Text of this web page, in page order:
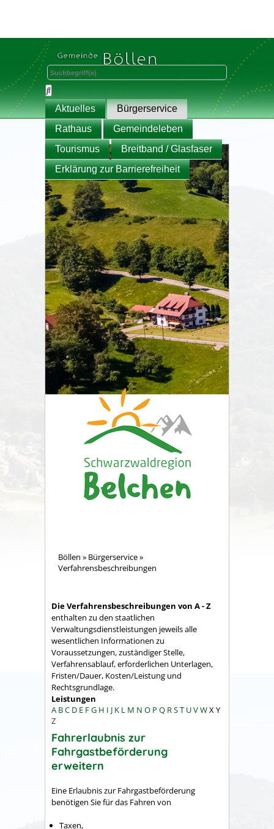
Aktuelles
Bürgerservice
Rathaus
Gemeindeleben
Tourismus
Breitband / Glasfaser
Erklärung zur Barrierefreiheit
Böllen » Bürgerservice»
Verfahrensbeschreibungen
Die Verfahrensbeschreibungen von A - Z
enthalten zu den staatlichen
Verwaltungsdienstleistungen jeweils alle
wesentlichen Informationen zu
Voraussetzungen, zuständiger Stelle,
Verfahrensablauf, erforderlichen Unterlagen,
Fristen/Dauer, Kosten/Leistung und
Rechtsgrundlage.
Leistungen
A BC D E FG H I J K L M N O P Q RST UVWX Y
Z
Fahrerlaubnis zur
Fahrgastbeförderung
erweitern
Eine Erlaubnis zur Fahrgastbeförderung
benötigen Sie für das Fahren von
Taxen,